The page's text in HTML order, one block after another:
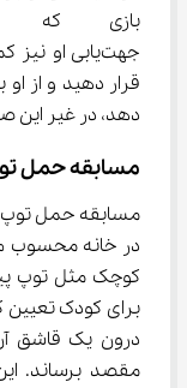
بازی
قرار دهید و از
دهد، در غیر این
مسابقه حمل
مسابقه حمل توپ
برای کودک تعیین
درون یک قاشق آن
مقصد برساند.